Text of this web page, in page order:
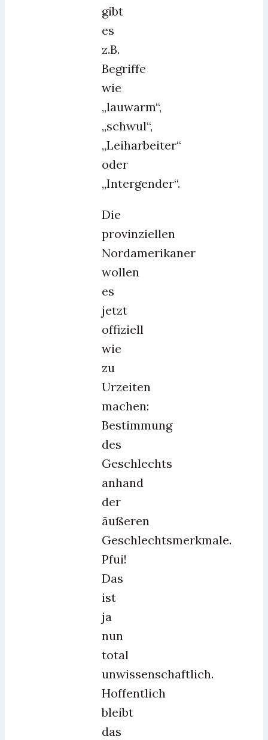
gibt
es
z.B.
Begriffe
wie
„lauwarm“,
„schwul“,
„Leiharbeiter“
oder
„Intergender“.
Die
provinziellen
Nordamerikaner
wollen
es
jetzt
offiziell
wie
zu
Urzeiten
machen:
Bestimmung
des
Geschlechts
anhand
der
äußeren
Geschlechtsmerkmale.
Pfui!
Das
ist
ja
nun
total
unwissenschaftlich.
Hoffentlich
bleibt
das